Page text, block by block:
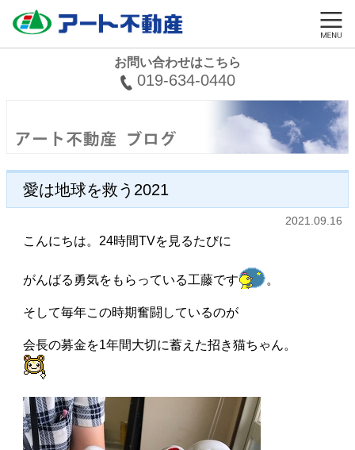
お問い合わせはこちら
019-634-0440
愛は地球を救う2021
2021.09.16
こんにちは。24時間TVを見るたびに
がんばる勇気をもらっている工藤です 。
そして毎年この時期奮闘しているのが
会長の募金を1年間大切に蓄えた招き猫ちゃん。